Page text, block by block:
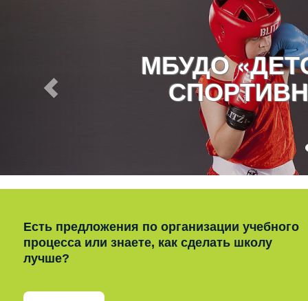
МБУДО
Есть предложения по организации учебного
процесса или знаете, как сделать школу
лучше?